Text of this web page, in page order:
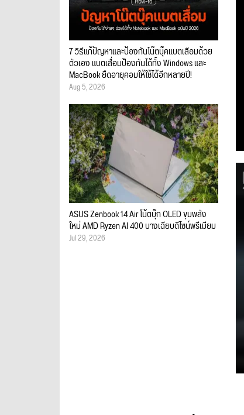
7 วิธีแก้ปัญหาและป้องกันโน๊ตบุ๊คแบตเสื่อมด้วย
ตัวเอง แบตเสื่อมป้องกันได้ทั้ง Windows และ
MacBook ยืดอายุคอมให้ใช้ได้อีกหลายปี!
Aug 5, 2026
ASUS Zenbook 14 Air โน้ตบุ๊ก OLED ขุมพลัง
ใหม่ AMD Ryzen AI 400 บางเฉียบดีไซน์พรีเมียม
Jul 29, 2026